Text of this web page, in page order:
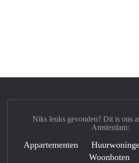
Niks leuks gevonden? Dit is ons
Amsterdam:
Appartementen
Woonboten